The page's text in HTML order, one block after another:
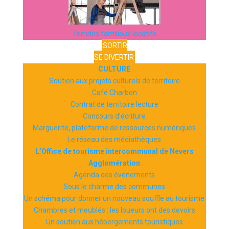
Terrains familiaux locatifs
SORTIR
SE DIVERTIR
CULTURE
Soutien aux projets culturels de territoire
Café Charbon
Contrat de territoire lecture
Concours d’écriture
Marguerite, plateforme de ressources numériques
Le réseau des médiathèques
L’Office de tourisme intercommunal de Nevers
Agglomération
Agenda des événements
Sous le charme des communes
Un schéma pour donner un nouveau souffle au tourisme
Chambres et meublés : les loueurs ont des devoirs
Un soutien aux hébergements touristiques